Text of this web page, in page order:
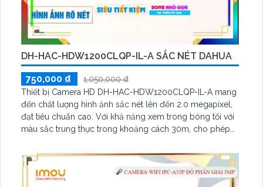
DH-HAC-HDW1200CLQP-IL-A SẮC NÉT DAHUA
750,000 ₫
1,050,000 ₫
Thiết bị Camera HD DH-HAC-HDW1200CLQP-IL-A mang
đến chất lượng hình ảnh sắc nét lên đến 2.0 megapixel,
đạt tiêu chuẩn cao. Với khả năng xem trong bóng tối với
màu sắc trung thực trong khoảng cách 30m, cho phép
nghệ AHD CVI TVI BCS tiên tiến, camera cung cấp độ
bền cao và hình ảnh màu sắc rõ ràng, phù hợp cho căn
hộ nhà phố